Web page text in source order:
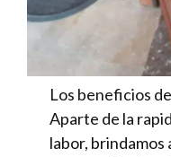
Los beneficios
Aparte de la
labor, brindamos